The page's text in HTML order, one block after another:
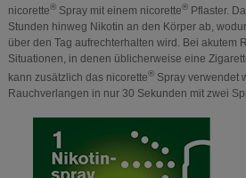
nicorette®Spray mit einem nicorette®Pflaster.
Stunden hinweg Nikotin an den Körper ab,
über den Tag aufrechterhalten wird. Bei akutem
Situationen, in denen üblicherweise eine
kann zusätzlich das nicorette®Spray verwendet
Rauchverlangen in nur 30 Sekunden mit zwei